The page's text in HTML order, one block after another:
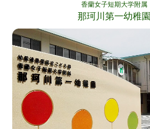
香蘭女子短期大学附属
那珂川第一幼稚園